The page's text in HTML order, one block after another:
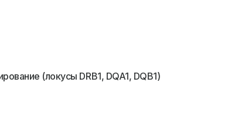
(локусы DRB1, DQA1, DQB1)